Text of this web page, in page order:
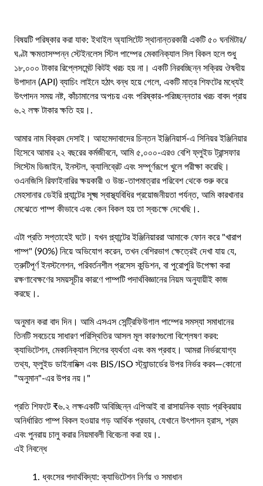
বিষয়টি পরিষ্কার করা যাক: ইথাইল অ্যাসিটেট স্থানান্তরকারী একটি ৫০ ঘনমিটার/
ঘণ্টা ক্ষমতাসম্পন্ন স্টেইনলেস স্টিল পাম্পের মেকানিক্যাল সিল বিকল হলে শুধু
১৮,০০০ টাকার রিপ্লেসমেন্ট কিটই খরচ হয় না। একটি নিরবচ্ছিন্ন সক্রিয় ঔষধীয়
উপাদান (API) ব্যাচিং লাইনে হঠাৎ বন্ধ হয়ে গেলে, একটি মাত্র শিফটের মধ্যেই
উৎপাদন সময় নষ্ট, কাঁচামালের অপচয় এবং পরিষ্কার-পরিচ্ছন্নতার খরচ বাবদ প্রায়
৬.২ লক্ষ টাকার ক্ষতি হয়।.
আমার নাম বিক্রম দেসাই। আহমেদাবাদের চিন্তন ইঞ্জিনিয়ার্স-এ সিনিয়র ইঞ্জিনিয়ার
হিসেবে আমার ২২ বছরের কর্মজীবনে, আমি ৫,০০০-এরও বেশি ফ্লুইড ট্রান্সফার
সিস্টেম ডিজাইন, ইনস্টল, ক্যালিব্রেট এবং সম্পূর্ণরূপে খুলে পরীক্ষা করেছি।
ওএনজিসি রিফাইনারির ক্ষয়কারী ও উচ্চ-তাপমাত্রার পরিবেশ থেকে শুরু করে
মেহসানার ডেইরি প্ল্যান্টের সূক্ষ্ম স্বাস্থ্যবিধির প্রয়োজনীয়তা পর্যন্ত, আমি কারখানার
মেঝেতে পাম্প কীভাবে এবং কেন বিকল হয় তা স্বচক্ষে দেখেছি।.
এটা প্রতি সপ্তাহেই ঘটে। যখন প্ল্যান্টের ইঞ্জিনিয়াররা আমাকে ফোন করে "খারাপ
পাম্প" (90%) নিয়ে অভিযোগ করেন, তখন বেশিরভাগ ক্ষেত্রেই দেখা যায় যে,
ত্রুটিপূর্ণ ইনস্টলেশন, পরিবর্তনশীল প্রসেস কন্ডিশন, বা পুরোপুরি উপেক্ষা করা
রক্ষণাবেক্ষণের সময়সূচীর কারণে পাম্পটি পদার্থবিজ্ঞানের নিয়ম অনুযায়ীই কাজ
করছে।.
অনুমান করা বাদ দিন। আমি এসএস সেন্ট্রিফিউগাল পাম্পের সমস্যা সমাধানের
তিনটি সবচেয়ে সাধারণ পরিস্থিতির আসল মূল কারণগুলো বিশ্লেষণ করব:
ক্যাভিটেশন, মেকানিক্যাল সিলের ব্যর্থতা এবং কম প্রবাহ। আমরা নির্ভরযোগ্য
তথ্য, ফ্লুইড ডাইনামিক্স এবং BIS/ISO স্ট্যান্ডার্ডের উপর নির্ভর করব—কোনো
"অনুমান"-এর উপর নয়।"
প্রতি শিফটে ₹৬.২ লক্ষএকটি অবিচ্ছিন্ন এপিআই বা রাসায়নিক ব্যাচ প্রক্রিয়ায়
অনির্ধারিত পাম্প বিকল হওয়ার গড় আর্থিক প্রভাব, যেখানে উৎপাদন হ্রাস, শ্রম
এবং পুনরায় চালু করার নিয়মাবলী বিবেচনা করা হয়।.
এই নিবন্ধে
ধ্বংসের পদার্থবিদ্যা: ক্যাভিটেশন নির্ণয় ও সমাধান